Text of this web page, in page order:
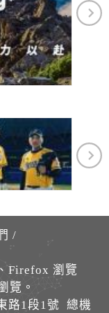
/
Firefox 瀏覽
覽。
路1段1號 總機